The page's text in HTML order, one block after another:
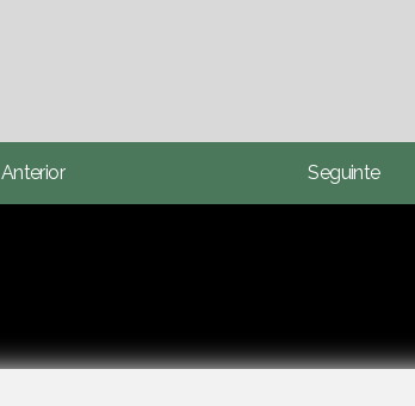
Anterior Seguinte